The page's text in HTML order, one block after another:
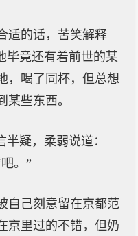
适的话，苦笑解释
毕竟还有着前世的某
，喝了同杯，但总想
些东西。
疑，柔弱说道：
。”
自己刻意留在京都范
京里过的不错，但奶